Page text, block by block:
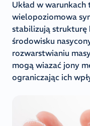
Układ w
wielopoziomowa
stabilizują strukturę
środowisku
rozwarstwianiu
mogą wiazać jony
ograniczając ich